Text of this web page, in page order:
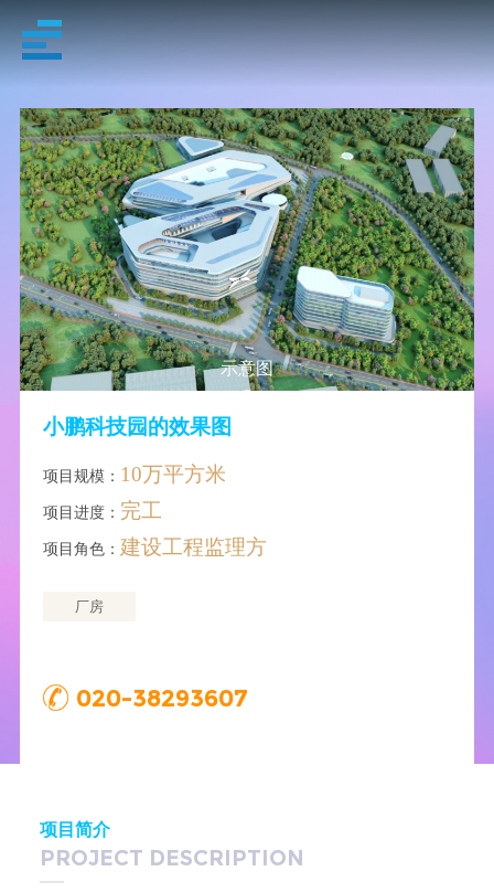
示意图
小鹏科技园的效果图
项目规模： 10万平方米
项目进度： 完工
项目角色： 建设工程监理方
厂房
020-38293607
项目简介
PROJECT DESCRIPTION